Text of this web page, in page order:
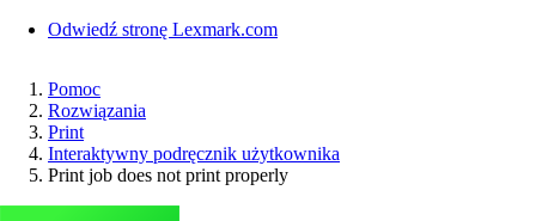
Odwiedź stronę Lexmark.com
Pomoc
Rozwiązania
Print
Interaktywny podręcznik użytkownika
Print job does not print properly